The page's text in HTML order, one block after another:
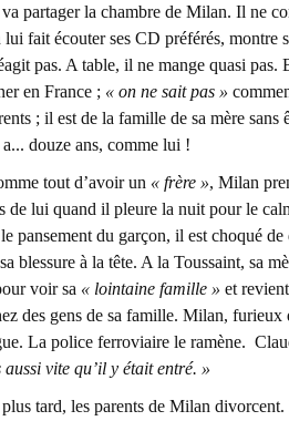
partager la chambre de Milan. Il ne
fait écouter ses CD préférés, montre
pas. A table, il ne mange quasi pas.
en France ; « on ne sait pas »
; il est de la famille de sa mère sans
douze ans, comme lui !
tout d’avoir un « frère », Milan
de lui quand il pleure la nuit pour le
pansement du garçon, il est choqué
blessure à la tête. A la Toussaint, sa
voir sa « lointaine famille » et
des gens de sa famille. Milan, furieux
La police ferroviaire le ramène.
vite qu’il y était entré. »
plus tard, les parents de Milan